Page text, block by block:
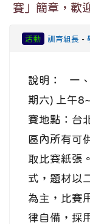
賽」簡章，歡
活動 訓育組長 -
說明： 一
期六) 上午
賽地點：台
區內所有可
取比賽紙張
式，題材以
為主，比賽
律自備，採